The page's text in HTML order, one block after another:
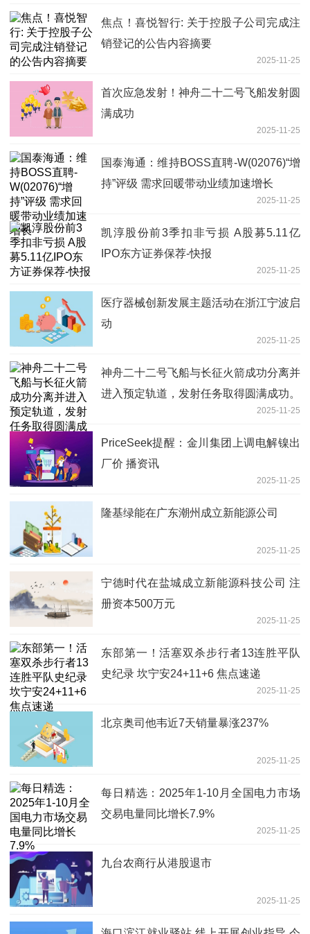
焦点！喜悦智行: 关于控股子公司完成注
销登记的公告内容摘要
2025-11-25
首次应急发射！神舟二十二号飞船发射圆
满成功
2025-11-25
国泰海通：维持BOSS直聘-W(02076)“增
持”评级 需求回暖带动业绩加速增长
2025-11-25
凯淳股份前3季扣非亏损 A股募5.11亿
IPO东方证券保荐-快报
2025-11-25
医疗器械创新发展主题活动在浙江宁波启
动
2025-11-25
神舟二十二号飞船与长征火箭成功分离并
进入预定轨道，发射任务取得圆满成功。
这是中国载人航天工程第一次应急发射任
2025-11-25
PriceSeek提醒：金川集团上调电解镍出
厂价 播资讯
2025-11-25
隆基绿能在广东潮州成立新能源公司
2025-11-25
宁德时代在盐城成立新能源科技公司 注
册资本500万元
2025-11-25
东部第一！活塞双杀步行者13连胜平队
史纪录 坎宁安24+11+6 焦点速递
2025-11-25
北京奥司他韦近7天销量暴涨237%
2025-11-25
每日精选：2025年1-10月全国电力市场
交易电量同比增长7.9%
2025-11-25
九台农商行从港股退市
2025-11-25